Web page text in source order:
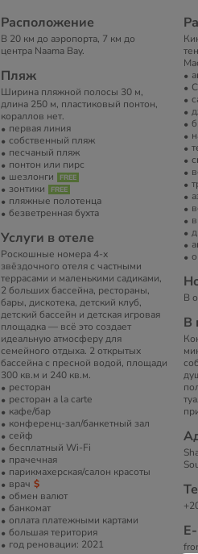
Расположение
В 20 км до аэропорта, 7 км до
центра Naama Bay.
Пляж
Ширина пляжной полосы 30 м,
длина 250 м, пластиковый понтон,
кораллов нет.
первая линия
собственный пляж
песчаный пляж
понтон или пирс
шезлонги
зонтики
пляжные полотенца
безветренная бухта
Услуги в отеле
Роскошные номера 4-х
звёздочного отеля с частными
террасами и маленькими садиками,
2 больших бассейна, рестораны,
бары, дискотека, детский клуб,
детский бассейн и детская игровая
площадка — всё это создает
идеальную атмосферу для
семейного отдыха. 2 открытых
бассейна с пресной водой, площади
300 кв.м и 240 кв.м.
ресторан
ресторан a la carte
кафе/бар
конференц-зал/банкетный зал
сейф
бесплатный Wi-Fi
прачечная
парикмахерская/салон красоты
врач
обмен валют
банкомат
оплата платежными картами
большая територия
год реновации: 2021
В
В